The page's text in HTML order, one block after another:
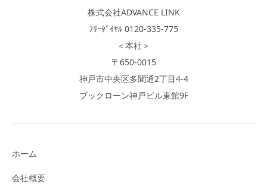
株式会社ADVANCE LINK
ﾌﾘｰﾀﾞｲﾔﾙ 0120-335-775
＜本社＞
〒650-0015
神戸市中央区多聞通2丁目4-4
ブックローン神戸ビル東館9F
ホーム
会社概要